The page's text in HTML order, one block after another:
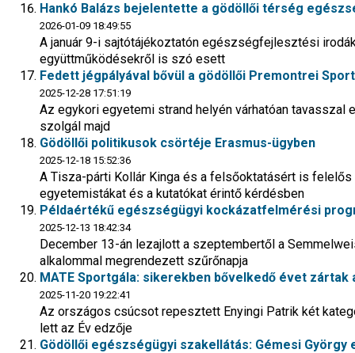
Hankó Balázs bejelentette a gödöllői térség
2026-01-09 18:49:55
A január 9-i sajtótájékoztatón egészségfejlesztési
együttműködésekről is szó esett
Fedett jégpályával bővül a gödöllői Premontrei
2025-12-28 17:51:19
Az egykori egyetemi strand helyén várhatóan
szolgál majd
Gödöllői politikusok csörtéje Erasmus-ügyben
2025-12-18 15:52:36
A Tisza-párti Kollár Kinga és a felsőoktatásért is
egyetemistákat és a kutatókat érintő kérdésben
Példaértékű egészségügyi kockázatfelmérési
2025-12-13 18:42:34
December 13-án lezajlott a szeptembertől a
alkalommal megrendezett szűrőnapja
MATE Sportgála: sikerekben bővelkedő évet
2025-11-20 19:22:41
Az országos csúcsot repesztett Enyingi Patrik két
lett az Év edzője
Gödöllői egészségügyi szakellátás: Gémesi